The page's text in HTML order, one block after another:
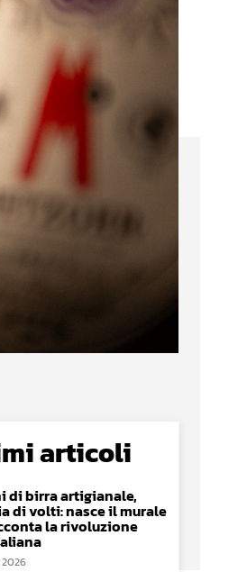
articoli
di birra artigianale,
di volti: nasce il murale
la rivoluzione